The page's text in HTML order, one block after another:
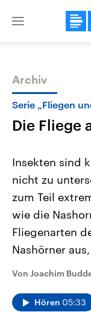
Close
Themen
Landtagswahl
2026
Alle Informationen
Sachsen-Anhalt
September 2026
Landtag. Seit 2021
Bundesland von
CDU, SPD und FDP
Wahlprogramme,
und Hintergründe
Sendungen
Archiv
Serie „Fliegen
Die Fliege
Insekten sind
nicht zu
zum Teil
wie die
Fliegenarten
Nashörner
Von Joachim
Hören 05:33